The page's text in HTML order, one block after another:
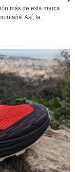
más de esta marca
Así, la